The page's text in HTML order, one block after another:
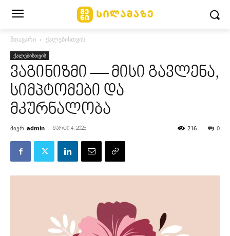
მთავარი ქალებისთვის
ქალებისთვის
ვაგინიზმი — მისი გავლენა,
სიმპტომები და
მკურნალობა
მიერ admin - მარტი 4, 2025 0
216